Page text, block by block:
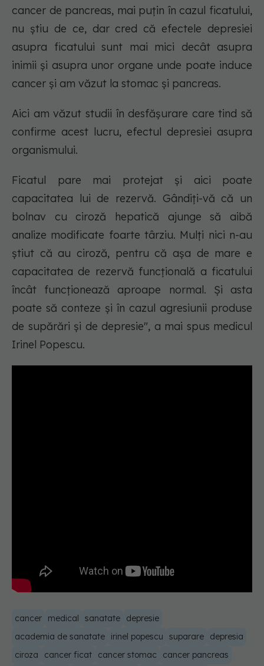
cancer de pancreas, mai puțin în cazul ficatului,
nu știu de ce, dar cred că efectele depresiei
asupra ficatului sunt mai mici decât asupra
inimii și asupra unor organe unde poate induce
cancer și am văzut la stomac și pancreas.
Aici am văzut studii în desfășurare care tind să
confirme acest lucru, efectul depresiei asupra
organismului.
Ficatul pare mai protejat și aici poate
capacitatea lui de rezervă. Gândiți-vă că un
bolnav cu ciroză hepatică ajunge să aibă
analize modificate foarte târziu. Mulți nici n-au
știut că au ciroză, pentru că așa de mare e
capacitatea de rezervă funcțională a ficatului
încât funcționează aproape normal. Și asta
poate să conteze și în cazul agresiunii produse
de supărări și de depresie", a mai spus medicul
Irinel Popescu.
cancer medical sanatate
depresie
academia de sanatate
irinel popescu suparare
depresia
ciroza
cancer ficat cancer stomac
cancer pancreas